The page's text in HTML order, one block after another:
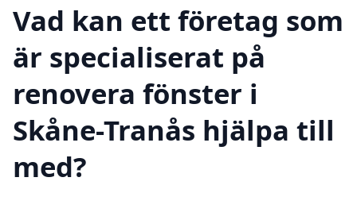
Vad kan ett företag som
är specialiserat på
renovera fönster i
Skåne-Tranås hjälpa till
med?